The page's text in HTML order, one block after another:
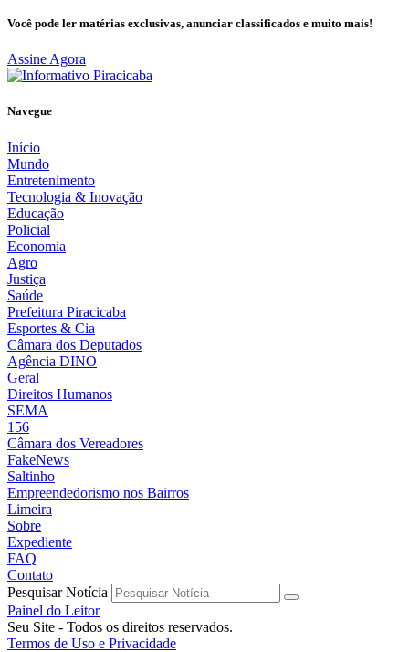
Você pode ler matérias exclusivas, anunciar classificados e muito mais!
Assine Agora
Navegue
Início
Mundo
Entretenimento
Tecnologia & Inovação
Educação
Policial
Economia
Agro
Justiça
Saúde
Prefeitura Piracicaba
Esportes & Cia
Câmara dos Deputados
Agência DINO
Geral
Direitos Humanos
SEMA
156
Câmara dos Vereadores
FakeNews
Saltinho
Empreendedorismo nos Bairros
Limeira
Sobre
Expediente
FAQ
Contato
Pesquisar Notícia
Painel do Leitor
Seu Site - Todos os direitos reservados.
Termos de Uso e Privacidade